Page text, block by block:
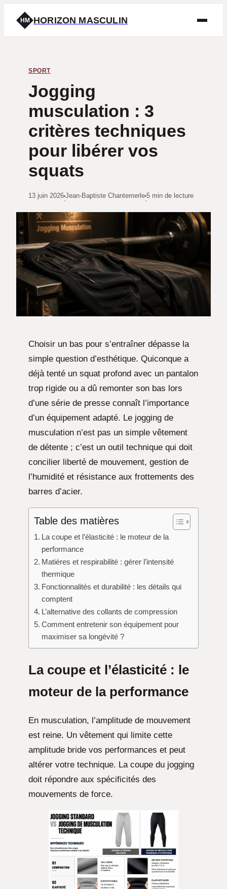
HM HORIZON MASCULIN
SPORT
Jogging
musculation : 3
critères techniques
pour libérer vos
squats
13 juin 2026
·
Jean-Baptiste Chantemerle
·
5 min de lecture
Choisir un bas pour s’entraîner dépasse la
simple question d’esthétique. Quiconque a
déjà tenté un squat profond avec un pantalon
trop rigide ou a dû remonter son bas lors
d’une série de presse connaît l’importance
d’un équipement adapté. Le jogging de
musculation n’est pas un simple vêtement
de détente ; c’est un outil technique qui doit
concilier liberté de mouvement, gestion de
l’humidité et résistance aux frottements des
barres d’acier.
Table des matières
La coupe et l’élasticité : le moteur de la
performance
Matières et respirabilité : gérer l’intensité
thermique
Fonctionnalités et durabilité : les détails qui
comptent
L’alternative des collants de compression
Comment entretenir son équipement pour
maximiser sa longévité ?
La coupe et l’élasticité : le
moteur de la performance
En musculation, l’amplitude de mouvement
est reine. Un vêtement qui limite cette
amplitude bride vos performances et peut
altérer votre technique. La coupe du jogging
doit répondre aux spécificités des
mouvements de force.